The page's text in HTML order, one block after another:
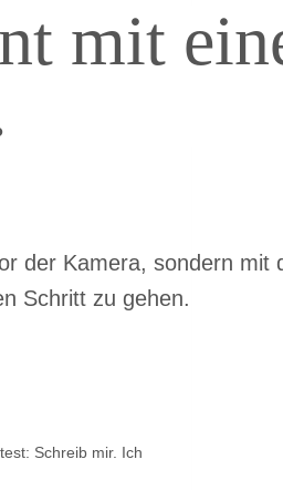
mit
der Kamera, sondern mit
Schritt zu gehen.
Schreib mir. Ich